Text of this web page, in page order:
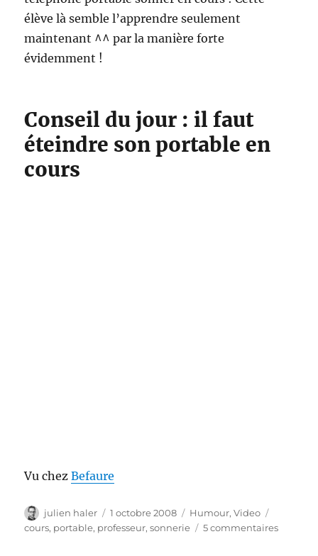
élève là semble l’apprendre seulement
maintenant ^^ par la manière forte
évidemment !
Conseil du jour : il faut
éteindre son portable en
cours
Vu chezBefaure
Auteur
julien haler
Publié
le
1 octobre 2008 Catégories
Humour,Video
cours, portable, professeur,sonnerie 5 commentairessur